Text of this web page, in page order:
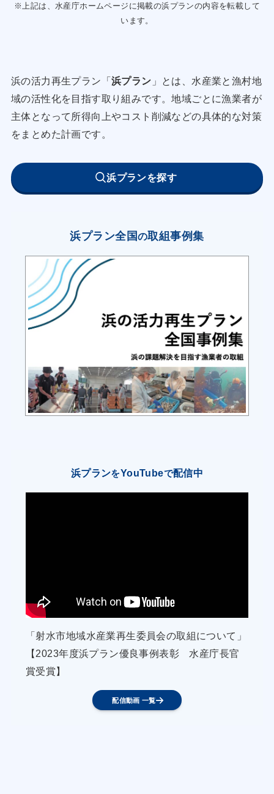
び課題の抽出と対応策・出荷方法の検討を行う。
推進し、養殖クロマグロの消費拡大を図る。
③ 輸出の拡大
・魚類養殖業者は、ぶりについてEU等、北米以
外の輸出先の開拓の可能性を検討する。
・漁協は魚類養殖業者と連携して、赤潮被害リス
ク低減を目的に分養を進めるため、既存漁場の拡
・漁協と県は、水域漁場改善計画に基づく養殖漁
情報の共有を図る。
2．資源管理、漁場保全対策
① クエ種苗の放流と漁獲規制の導入
・一本釣り漁業者及び漁協は、五島列島栽培推進
協議会等と連携して、クエ種苗を放流し、資源の
増大を目指す。併せて、1ｋｇ未満のクエについ
ては再放流を行うよう取り決め実施する。
3．漁港機能の維持管理
総合的に計画する。
漁業就業者フェア、ハローワーク、Nナビの活用
を積極的に活用していく。
② 漁業者は、高校生の就業前研修を積極的に受け
入れる。
※上記は、水産庁ホームページに掲載の浜プランの内容を転載して
います。
浜の活力再生プラン「浜プラン 」とは、水産業と漁村地
域の活性化を目指す取り組みです。地域ごとに漁業者が
主体となって所得向上やコスト削減などの具体的な対策
をまとめた計画です。
浜プランを探す
浜プラン全国の取組事例集
浜プランをYouTubeで配信中
「射水市地域水産業再生委員会の取組について」
【2023年度浜プラン優良事例表彰 水産庁長官
賞受賞】
配信動画 一覧